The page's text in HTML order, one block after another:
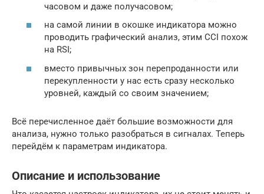
часовом и даже получасовом;
на самой линии в окошке индикатора можно
проводить графический анализ, этим CCI похож
на RSI;
вместо привычных зон перепроданности или
перекупленности у нас есть сразу несколько
уровней, каждый со своим значением;
Всё перечисленное даёт большие возможности для
анализа, нужно только разобраться в сигналах. Теперь
перейдём к параметрам индикатора.
Описание и использование